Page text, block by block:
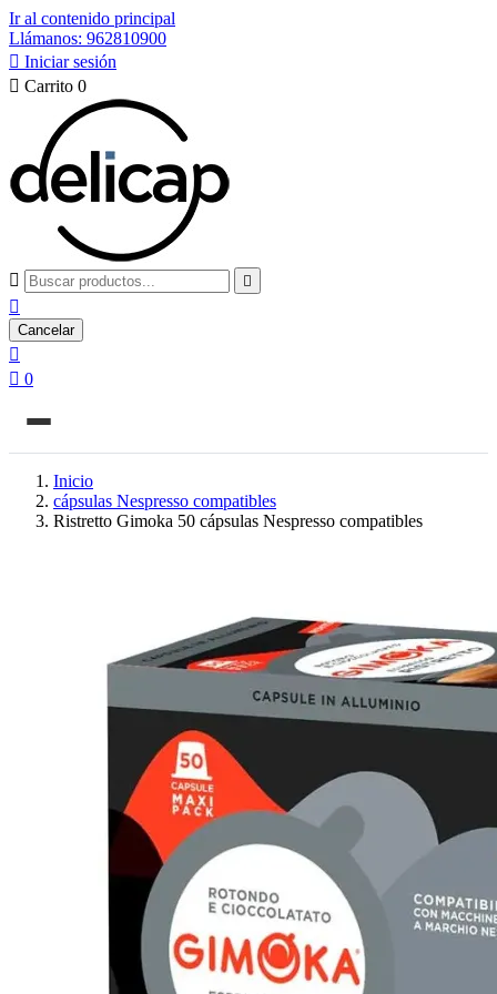
Ir al contenido principal
Llámanos: 962810900
 Iniciar sesión
 Carrito 0
 

Cancelar

 0
Inicio
cápsulas Nespresso compatibles
Ristretto Gimoka 50 cápsulas Nespresso compatibles